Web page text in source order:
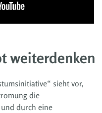
weiterdenken
sieht vor,
die
durch eine